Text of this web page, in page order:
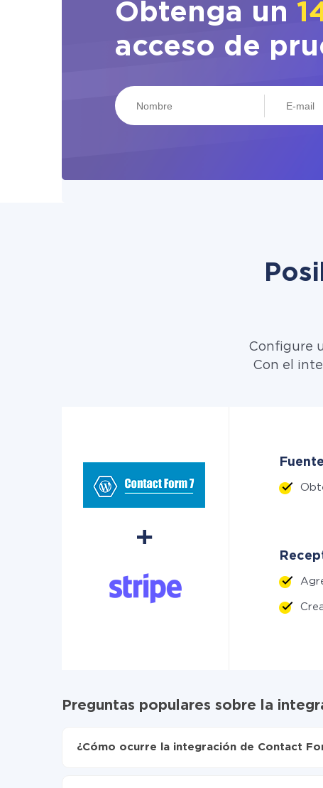
Obtenga un
acceso de
Configure
Con el
Preguntas populares sobre la
¿Cómo ocurre la integración de Contact